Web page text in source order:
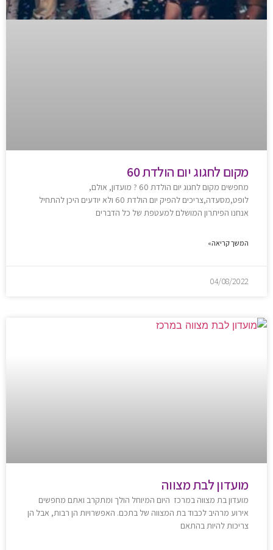
מקום לחגוג יום הולדת 60
מחפשים מקום לחגוג יום הולדת 60 ? מועדון, אולם,
לופט,מסעדה,צריכים להפיק יום הולדת 60 ולא יודעים היכן להתחיל
אנחנו הפיתרון המושלם למעטפת של כל הדברים
המשך קריאה»
04/08/2022
מועדון לבת מצווה
מועדון בת מצווה במרכז היום המיוחל הולך ומתקרב ואתם מחפשים
אירוע מרהיב לכבוד בת המצווה של בתכם. האפשרויות הן רבות, אבל הן
צריכות להיות בהתאם